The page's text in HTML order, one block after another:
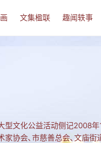
文集楹联 趣闻轶事
文化公益活动侧记2008年
协会､市慈善总会､文庙街